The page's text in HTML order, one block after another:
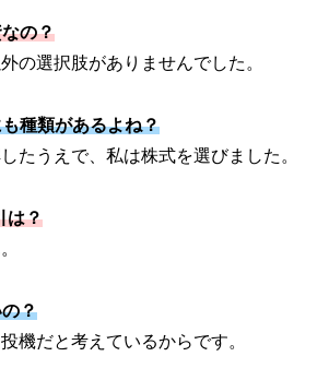
の？
の選択肢がありませんでした。
種類があるよね？
たうえで、私は株式を選びました。
は？
？
機だと考えているからです。